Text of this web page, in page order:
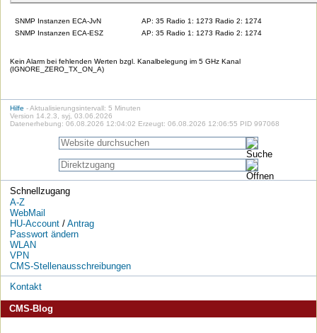
SNMP Instanzen ECA-JvN
AP: 35 Radio 1: 1273 Radio 2: 1274
SNMP Instanzen ECA-ESZ
AP: 35 Radio 1: 1273 Radio 2: 1274
Kein Alarm bei fehlenden Werten bzgl. Kanalbelegung im 5 GHz Kanal
(IGNORE_ZERO_TX_ON_A)
Hilfe - Aktualisierungsintervall: 5 Minuten
Version 14.2.3, syj, 03.06.2026
Datenerhebung: 06.08.2026 12:04:02 Erzeugt: 06.08.2026 12:06:55 PID 997068
Schnellzugang
A-Z
WebMail
HU-Account/ Antrag
Passwort ändern
WLAN
VPN
CMS-Stellenausschreibungen
Kontakt
CMS-Blog